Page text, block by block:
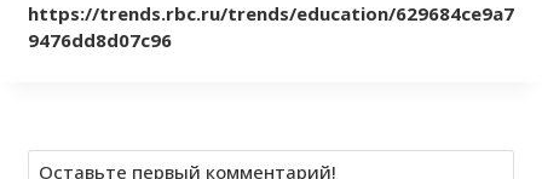
https://trends.rbc.ru/trends/education/629684ce9a7
9476dd8d07c96